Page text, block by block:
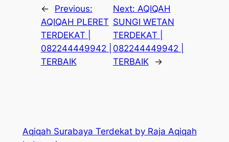
←
Previous:
AQIQAH PLERET
TERDEKAT |
082244449942 |
TERBAIK
Next: AQIQAH
SUNGI WETAN
TERDEKAT |
082244449942 |
TERBAIK
→
Aqiqah Surabaya Terdekat by Raja Aqiqah